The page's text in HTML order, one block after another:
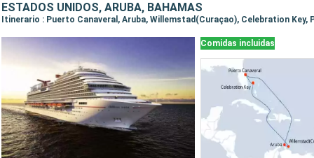
ESTADOS UNIDOS, ARUBA, BAHAMAS
Itinerario : Puerto Canaveral, Aruba, Willemstad(Curaçao), Celebration Key,
Comidas incluidas